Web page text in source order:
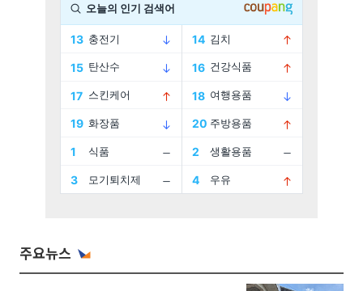
주요뉴스